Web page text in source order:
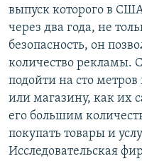
выпуск которого в
через два года, не
безопасность, он
количество рекламы.
подойти на сто
или магазину, как их
его большим
покупать товары и
Исследовательская